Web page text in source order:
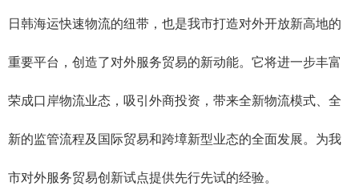
日韩海运快速物流的纽带，也是我市打造对外开放新高地的
重要平台，创造了对外服务贸易的新动能。它将进一步丰富
荣成口岸物流业态，吸引外商投资，带来全新物流模式、全
新的监管流程及国际贸易和跨墇新型业态的全面发展。为我
市对外服务贸易创新试点提供先行先试的经验。